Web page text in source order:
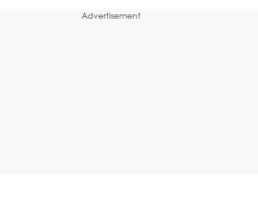
Advertisement